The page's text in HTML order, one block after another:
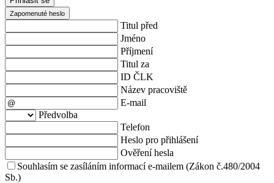
Zapomenuté heslo
Titul před
Jméno
Příjmení
Titul za
ID ČLK
Název pracoviště
E-mail
Předvolba
Telefon
Heslo pro přihlášení
Ověření hesla
Souhlasím se zasíláním informací e-mailem (Zákon č.480/2004
Sb.)